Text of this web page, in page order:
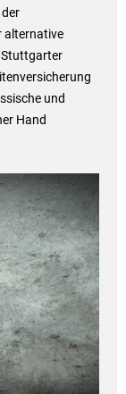
alternative
und
Hand